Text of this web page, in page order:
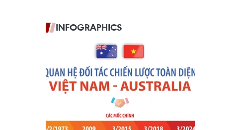
INFOGRAPHICS